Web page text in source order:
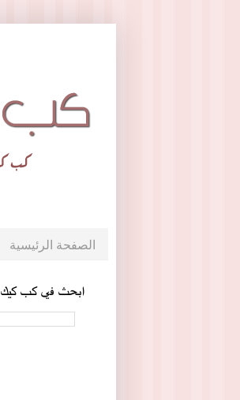
الصفحة الرئيسية
ابحث في كب كيك